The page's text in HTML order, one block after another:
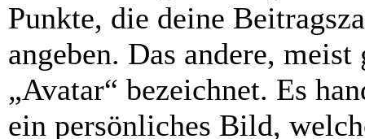
Punkte, die deine
angeben. Das andere,
„Avatar“ bezeichnet. Es
ein persönliches Bild,